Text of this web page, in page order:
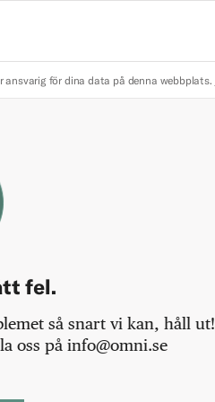
ansvarig för dina data på denna webbplats.
fel.
så snart vi kan, håll ut!
oss på info@omni.se